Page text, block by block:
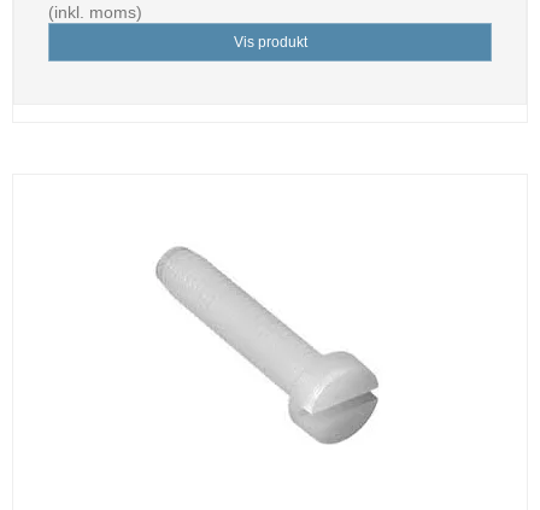
(inkl. moms)
Vis produkt